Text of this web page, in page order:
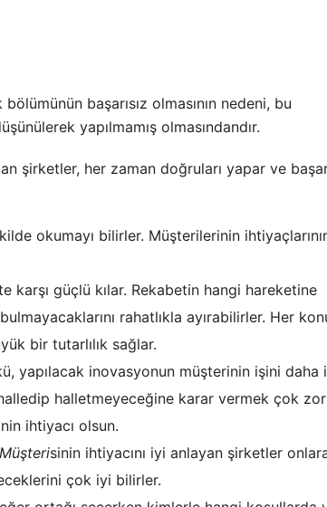
başarısız olmasının nedeni, bu
yapılmamış olmasındandır.
şirketler, her zaman doğruları yapar ve
okumayı bilirler. Müşterilerinin
karşı güçlü kılar. Rekabetin hangi hareketine
rahatlıkla ayırabilirler. Her
bir tutarlılık sağlar.
yapılacak inovasyonun müşterinin işini daha
halletmeyeceğine karar vermek çok zor
ihtiyacı olsun.
Müşterisinin ihtiyacını iyi anlayan şirketler
çok iyi bilirler.